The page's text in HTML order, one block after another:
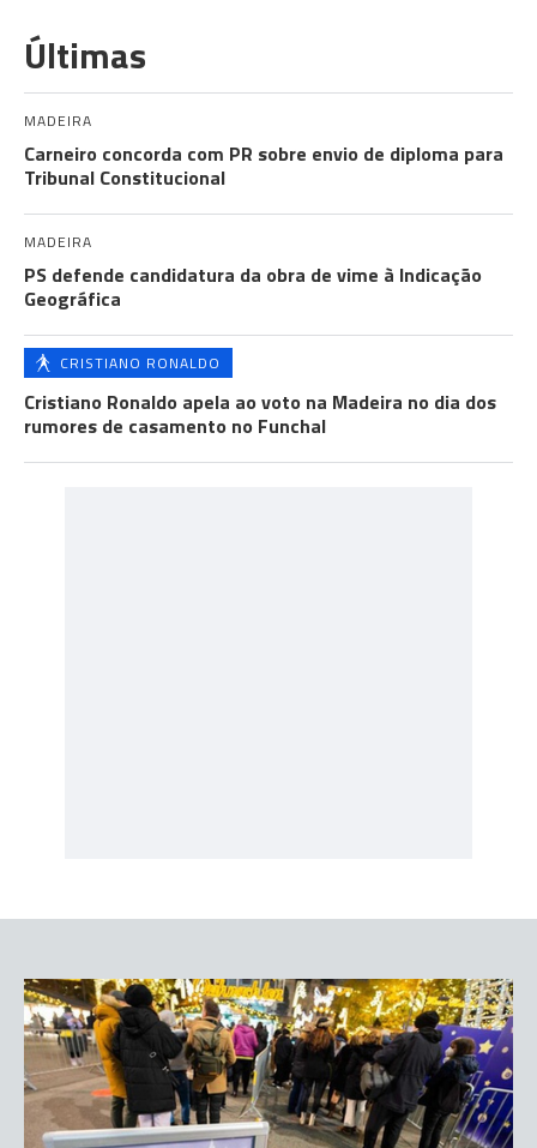
Últimas
MADEIRA
Carneiro concorda com PR sobre envio de diploma para
Tribunal Constitucional
MADEIRA
PS defende candidatura da obra de vime à Indicação
Geográfica
CRISTIANO RONALDO
Cristiano Ronaldo apela ao voto na Madeira no dia dos
rumores de casamento no Funchal